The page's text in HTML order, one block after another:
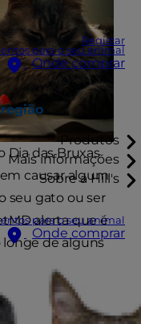
Registar
para o seu animal
Onde comprar
Produtos
Mais informações
Sobre a Hill's
para o seu animal
Onde comprar
Dia das Bruxas
causar algum
seu gato ou ser
alerta que é
de alguns